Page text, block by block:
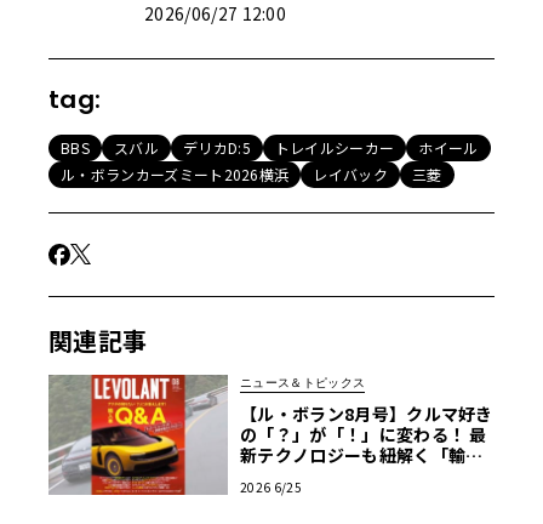
2026/06/27 12:00
tag:
BBS スバル デリカD:5 トレイルシーカー
ホイール
ル・ボランカーズミート2026横浜
レイバック 三菱
関連記事
ニュース＆トピックス
【ル・ボラン8月号】クルマ好き
の「？」が「！」に変わる！ 最
新テクノロジーも紐解く「輸入
2026 6/25